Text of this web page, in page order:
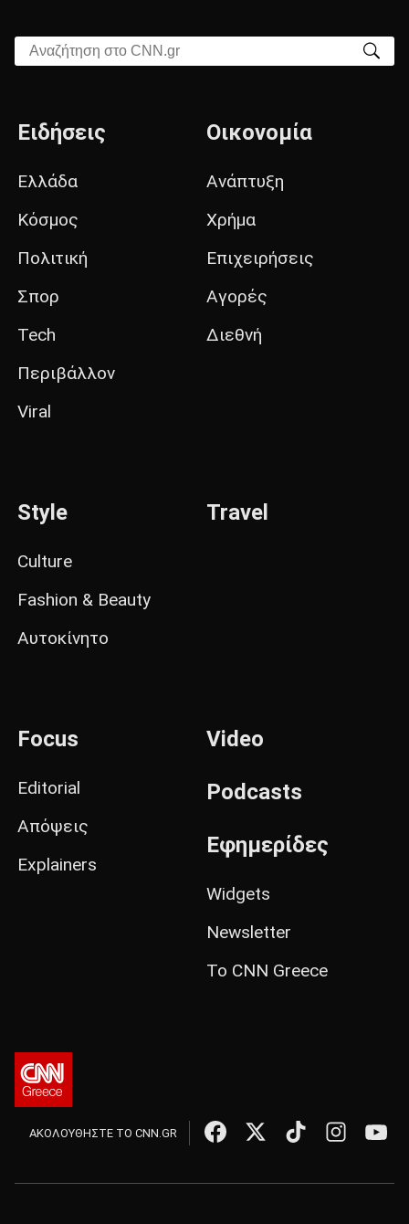
Αναζήτηση στο CNN.gr
Ειδήσεις
Ελλάδα
Κόσμος
Πολιτική
Σπορ
Tech
Περιβάλλον
Viral
Οικονομία
Ανάπτυξη
Χρήμα
Επιχειρήσεις
Αγορές
Διεθνή
Style
Culture
Fashion & Beauty
Αυτοκίνητο
Travel
Focus
Editorial
Απόψεις
Explainers
Video
Podcasts
Εφημερίδες
Widgets
Newsletter
Το CNN Greece
ΑΚΟΛΟΥΘΗΣΤΕ ΤΟ CNN.GR